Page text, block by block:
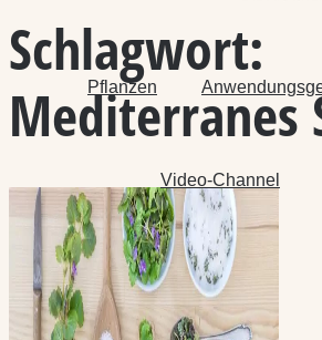
Pflanzen
Video-Channel
Schlagwort:
Mediterranes